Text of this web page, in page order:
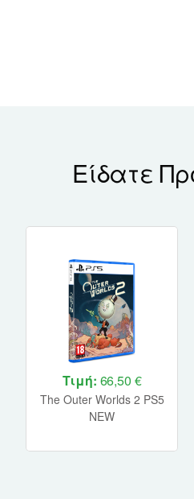
Είδατε
Τιμή: 66,50 €
The Outer Worlds 2 PS5
NEW